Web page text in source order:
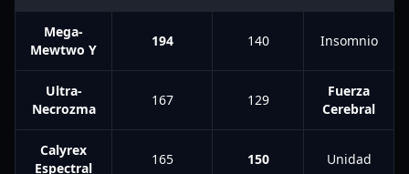
Mega-
Mewtwo Y
194 140 Insomnio
Ultra-
Necrozma
167 129
Fuerza
Cerebral
Calyrex
Espectral
165 150 Unidad